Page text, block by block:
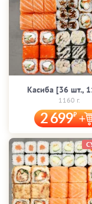
Касиба [36 шт.,
1160 г.
2 699